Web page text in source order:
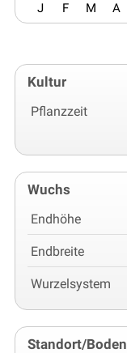
J F M A
Kultur
Pflanzzeit
Wuchs
Endhöhe
Endbreite
Wurzelsystem
Standort/Boden